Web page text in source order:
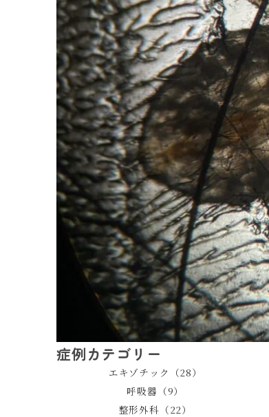
症例カテゴリー
エキゾチック（28）
呼吸器（9）
整形外科（22）